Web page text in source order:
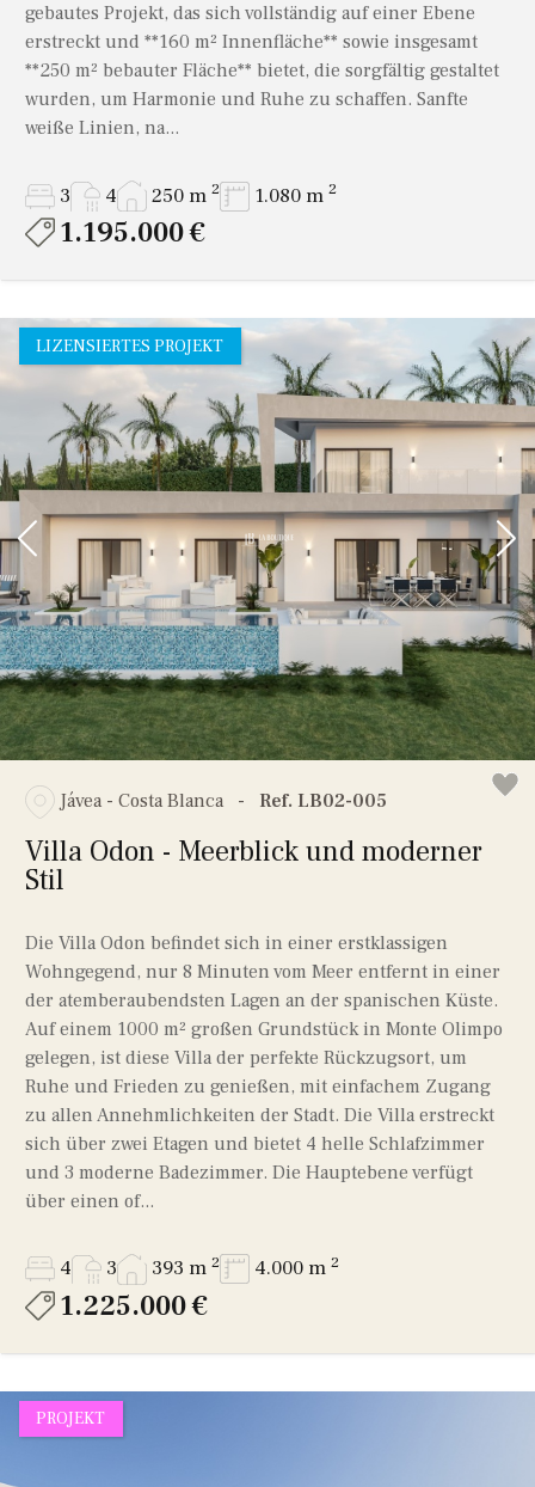
gebautes Projekt, das sich vollständig auf einer Ebene
erstreckt und **160 m² Innenfläche** sowie insgesamt
**250 m² bebauter Fläche** bietet, die sorgfältig gestaltet
wurden, um Harmonie und Ruhe zu schaffen. Sanfte
weiße Linien, na...
3 4 250 m 2 1.080 m 2
1.195.000 €
LIZENSIERTES PROJEKT
Jávea - Costa Blanca - Ref. LB02-005
Villa Odon - Meerblick und moderner
Stil
Die Villa Odon befindet sich in einer erstklassigen
Wohngegend, nur 8 Minuten vom Meer entfernt in einer
der atemberaubendsten Lagen an der spanischen Küste.
Auf einem 1000 m² großen Grundstück in Monte Olimpo
gelegen, ist diese Villa der perfekte Rückzugsort, um
Ruhe und Frieden zu genießen, mit einfachem Zugang
zu allen Annehmlichkeiten der Stadt. Die Villa erstreckt
sich über zwei Etagen und bietet 4 helle Schlafzimmer
und 3 moderne Badezimmer. Die Hauptebene verfügt
über einen of...
4 3 393 m 2 4.000 m 2
1.225.000 €
PROJEKT